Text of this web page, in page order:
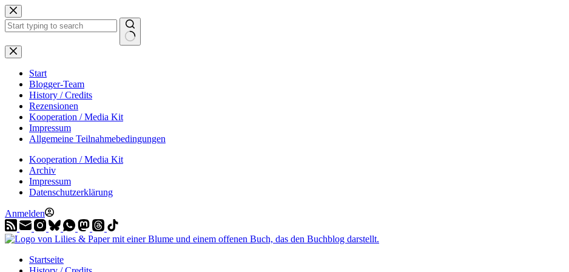
Zum
Inhalt
springen
Start
Blogger-Team
History / Credits
Rezensionen
Kooperation / Media Kit
Impressum
Allgemeine Teilnahmebedingungen
Kooperation / Media Kit
Archiv
Impressum
Datenschutzerklärung
Anmelden
Startseite